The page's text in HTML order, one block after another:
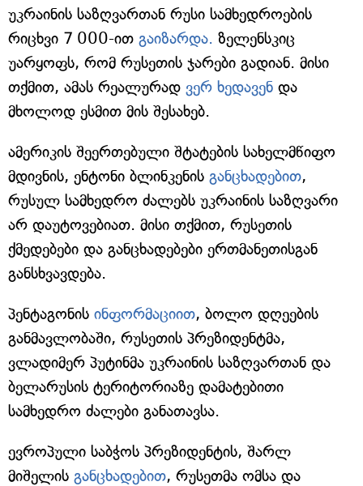
უკრაინის საზღვართან რუსი სამხედროების
რიცხვი 7 000-ით გაიზარდა. ზელენსკიც
უარყოფს, რომ რუსეთის ჯარები გადიან. მისი
თქმით, ამას რეალურად ვერ ხედავენ და
მხოლოდ ესმით მის შესახებ.
ამერიკის შეერთებული შტატების სახელმწიფო
მდივნის, ენტონი ბლინკენის განცხადებით,
რუსულ სამხედრო ძალებს უკრაინის საზღვარი
არ დაუტოვებიათ. მისი თქმით, რუსეთის
ქმედებები და განცხადებები ერთმანეთისგან
განსხვავდება.
პენტაგონის ინფორმაციით, ბოლო დღეების
განმავლობაში, რუსეთის პრეზიდენტმა,
ვლადიმერ პუტინმა უკრაინის საზღვართან და
ბელარუსის ტერიტორიაზე დამატებითი
სამხედრო ძალები განათავსა.
ევროპული საბჭოს პრეზიდენტის, შარლ
მიშელის განცხადებით, რუსეთმა ომსა და